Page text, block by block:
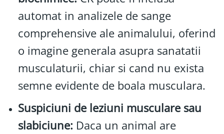
automat in analizele de sange
comprehensive ale animalului, oferind
o imagine generala asupra sanatatii
musculaturii, chiar si cand nu exista
semne evidente de boala musculara.
Suspiciuni de leziuni musculare sau
slabiciune: Daca un animal are